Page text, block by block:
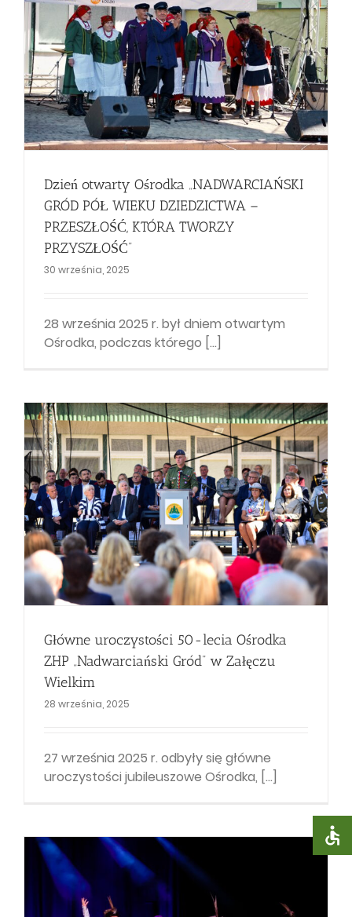
Dzień otwarty Ośrodka „NADWARCIAŃSKI
GRÓD PÓŁ WIEKU DZIEDZICTWA –
PRZESZŁOŚĆ, KTÓRA TWORZY
PRZYSZŁOŚĆ”
30 września, 2025
28 września 2025 r. był dniem otwartym
Ośrodka, podczas którego [...]
Główne uroczystości 50-lecia Ośrodka
ZHP „Nadwarciański Gród” w Załęczu
Wielkim
28 września, 2025
27 września 2025 r. odbyły się główne
uroczystości jubileuszowe Ośrodka, [...]